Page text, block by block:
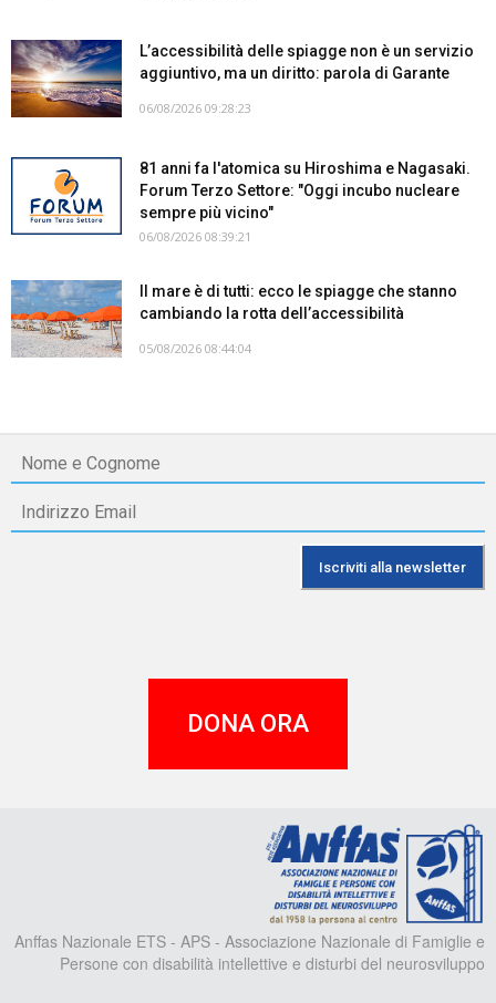
L’accessibilità delle spiagge non è un servizio
aggiuntivo, ma un diritto: parola di Garante
06/08/2026 09:28:23
81 anni fa l'atomica su Hiroshima e Nagasaki.
Forum Terzo Settore: "Oggi incubo nucleare
sempre più vicino"
06/08/2026 08:39:21
Il mare è di tutti: ecco le spiagge che stanno
cambiando la rotta dell’accessibilità
05/08/2026 08:44:04
DONA ORA
Anffas Nazionale ETS - APS - Associazione Nazionale di Famiglie e
Persone con disabilità intellettive e disturbi del neurosviluppo